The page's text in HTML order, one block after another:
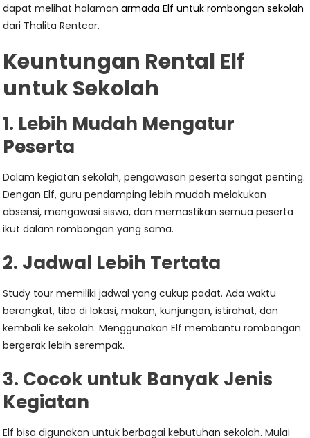
dapat melihat halamanarmada Elf untuk rombongan sekolah
dari Thalita Rentcar.
Keuntungan Rental Elf
untuk Sekolah
1. Lebih Mudah Mengatur
Peserta
Dalam kegiatan sekolah, pengawasan peserta sangat penting.
Dengan Elf, guru pendamping lebih mudah melakukan
absensi, mengawasi siswa, dan memastikan semua peserta
ikut dalam rombongan yang sama.
2. Jadwal Lebih Tertata
Study tour memiliki jadwal yang cukup padat. Ada waktu
berangkat, tiba di lokasi, makan, kunjungan, istirahat, dan
kembali ke sekolah. Menggunakan Elf membantu rombongan
bergerak lebih serempak.
3. Cocok untuk Banyak Jenis
Kegiatan
Elf bisa digunakan untuk berbagai kebutuhan sekolah. Mulai